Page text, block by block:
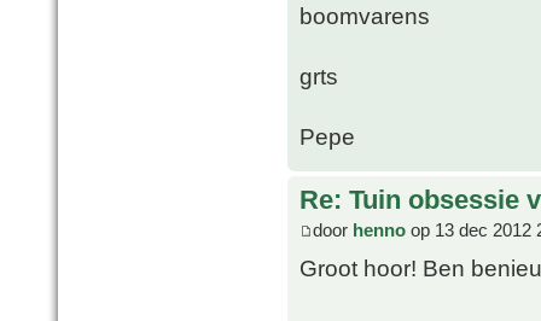
boomvarens
grts
Pepe
Re: Tuin obsessie
door henno op 13 dec 2012
Groot hoor! Ben